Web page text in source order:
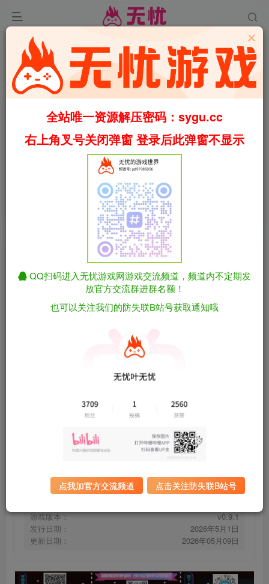
00:00/01:20 speed
Video load failed
一切都好：极限硬撑/This Is Fine: Maximum
Cope v0.9.1（官中）
免费资源
一切都好：极限硬撑/This Is Fine: Maximum
有问题看网站顶部解压运
迅雷下载
全站统一解压密码：
百度下载 UC下载
游戏大小：
242MB
游戏版本：
v0.9.1
发行日期：
2026年5月1日
更新日期：
2026年05月09日
全站唯一资源解压密码：sygu.cc
右上角叉号关闭弹窗 登录后此弹窗不显示
QQ扫码进入无忧游戏网游戏交流频道，频道内不定期发
放官方交流群进群名额！
也可以关注我们的防失联B站号获取通知哦
点我加官方交流频道 点击关注防失联B站号